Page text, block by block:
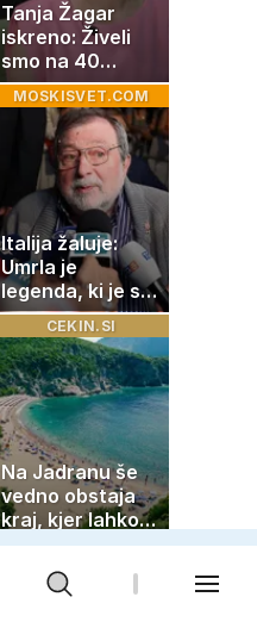
Tanja Žagar
iskreno: Živeli
smo na 40
kvadratih, a
imela sem vse,
kar otrok
potrebuje
MOSKISVET.COM
Italija žaluje:
Umrla je
legenda, ki je s
svojimi pesmimi
zaznamovala
Italijo
CEKIN.SI
Na Jadranu še
vedno obstaja
kraj, kjer lahko
dopustujete
poceni:
nastanitev že od